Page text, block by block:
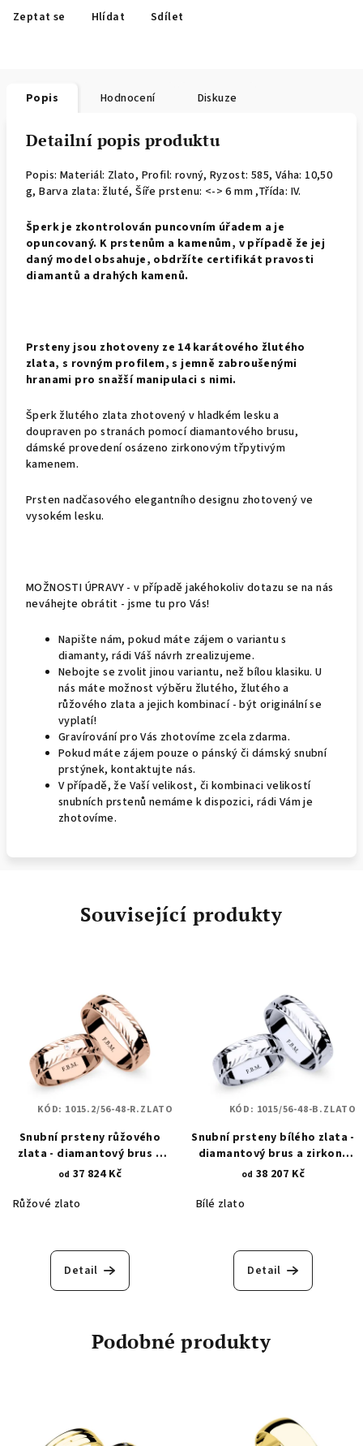
Zeptat se Hlídat Sdílet
Popis Hodnocení Diskuze
Detailní popis produktu
Popis: Materiál: Zlato, Profil: rovný, Ryzost: 585, Váha: 10,50
g, Barva zlata: žluté, Šíře prstenu: <-> 6 mm ,Třída: IV.
Šperk je zkontrolován puncovním úřadem a je
opuncovaný. K prstenům a kamenům, v případě že jej
daný model obsahuje, obdržíte certifikát pravosti
diamantů a drahých kamenů.
Prsteny jsou zhotoveny ze 14 karátového žlutého
zlata, s rovným profilem, s jemně zabroušenými
hranami pro snažší manipulaci s nimi.
Šperk žlutého zlata zhotovený v hladkém lesku a
doupraven po stranách pomocí diamantového brusu,
dámské provedení osázeno zirkonovým třpytivým
kamenem.
Prsten nadčasového elegantního designu zhotovený ve
vysokém lesku.
MOŽNOSTI ÚPRAVY - v případě jakéhokoliv dotazu se na nás
neváhejte obrátit - jsme tu pro Vás!
Napište nám, pokud máte zájem o variantu s
diamanty, rádi Váš návrh zrealizujeme.
Nebojte se zvolit jinou variantu, než bílou klasiku. U
nás máte možnost výběru žlutého, žlutého a
růžového zlata a jejich kombinací - být originální se
vyplatí!
Gravírování pro Vás zhotovíme zcela zdarma.
Pokud máte zájem pouze o pánský či dámský snubní
prstýnek, kontaktujte nás.
V případě, že Vaší velikost, či kombinaci velikostí
snubních prstenů nemáme k dispozici, rádi Vám je
zhotovíme.
Související produkty
Snubní prsteny růžového
zlata - diamantový brus a
zirkony 1015.2
od 37 824 Kč
Růžové zlato
Detail
KÓD: 1015.2/56-48-R.ZLATO
Snubní prsteny bílého zlata -
diamantový brus a zirkony
1015
od 38 207 Kč
Bílé zlato
Detail
KÓD: 1015/56-48-B.ZLATO
Podobné produkty